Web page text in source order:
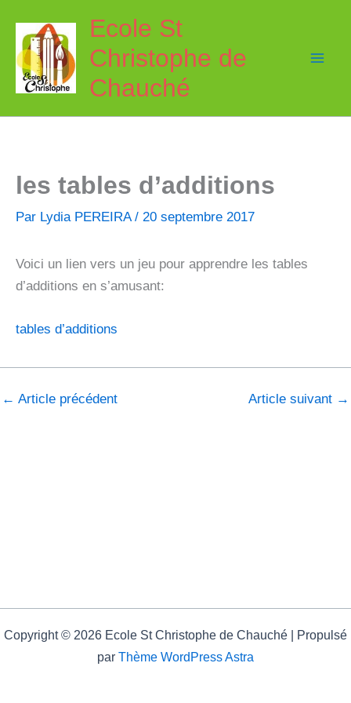
contenu
Ecole St
Christophe de
Chauché
les tables d’additions
Par Lydia PEREIRA/ 20 septembre 2017
Voici un lien vers un jeu pour apprendre les tables
d’additions en s’amusant:
tables d’additions
← Article précédent Article suivant →
Copyright © 2026 Ecole St Christophe de Chauché | Propulsé
par Thème WordPress Astra